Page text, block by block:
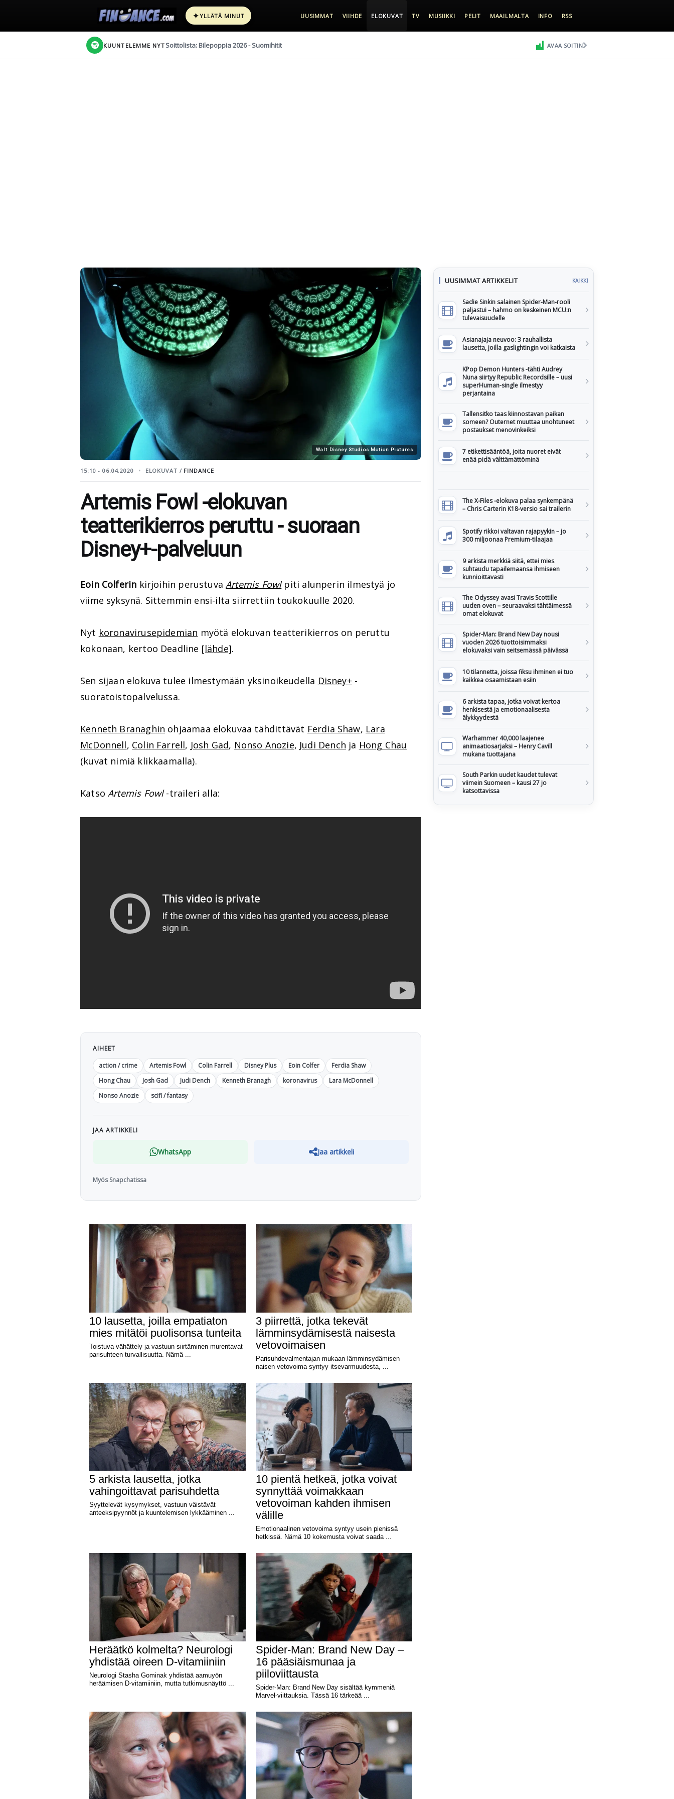
✦YLLÄTÄ MINUT UUSIMMAT VIIHDE ELOKUVAT TV MUSIIKKI PELIT MAAILMALTA INFO RSS
KUUNTELEMME NYT Soittolista: Bilepoppia 2026 - Suomihitit AVAA SOITIN
Walt Disney Studios Motion Pictures
15:10 - 06.04.2020 ELOKUVAT / FINDANCE
Artemis Fowl -elokuvan
teatterikierros peruttu - suoraan
Disney+-palveluun
Eoin Colferin kirjoihin perustuvaArtemis Fowlpiti alunperin ilmestyä jo
viime syksynä. Sittemmin ensi-ilta siirrettiin toukokuulle 2020.
Nyt koronavirusepidemian myötä elokuvan teatterikierros on peruttu
kokonaan, kertoo Deadline [lähde].
Sen sijaan elokuva tulee ilmestymään yksinoikeudella Disney+ -
suoratoistopalvelussa.
Kenneth Branaghin ohjaamaa elokuvaa tähdittävät Ferdia Shaw, Lara
McDonnell, Colin Farrell, Josh Gad, Nonso Anozie, Judi Dench ja Hong Chau
(kuvat nimiä klikkaamalla).
KatsoArtemis Fowl-traileri alla:
AIHEET
action / crime
Artemis Fowl Colin Farrell Disney Plus Eoin Colfer
Ferdia Shaw
Hong Chau
Josh Gad Judi Dench Kenneth Branagh koronavirus
Lara McDonnell
Nonso Anozie
scifi / fantasy
JAA ARTIKKELI
WhatsApp Jaa artikkeli
Myös Snapchatissa
UUSIMMAT ARTIKKELIT KAIKKI
Sadie Sinkin salainen Spider-Man-rooli
paljastui – hahmo on keskeinen MCU:n
tulevaisuudelle
Asianajaja neuvoo: 3 rauhallista
lausetta, joilla gaslightingin voi katkaista
KPop Demon Hunters -tähti Audrey
Nuna siirtyy Republic Recordsille – uusi
superHuman-single ilmestyy
perjantaina
Tallensitko taas kiinnostavan paikan
someen? Outernet muuttaa unohtuneet
postaukset menovinkeiksi
7 etikettisääntöä, joita nuoret eivät
enää pidä välttämättöminä
The X-Files -elokuva palaa synkempänä
– Chris Carterin K18-versio sai trailerin
Spotify rikkoi valtavan rajapyykin – jo
300 miljoonaa Premium-tilaajaa
9 arkista merkkiä siitä, ettei mies
suhtaudu tapailemaansa ihmiseen
kunnioittavasti
The Odyssey avasi Travis Scottille
uuden oven – seuraavaksi tähtäimessä
omat elokuvat
Spider-Man: Brand New Day nousi
vuoden 2026 tuottoisimmaksi
elokuvaksi vain seitsemässä päivässä
10 tilannetta, joissa fiksu ihminen ei tuo
kaikkea osaamistaan esiin
6 arkista tapaa, jotka voivat kertoa
henkisestä ja emotionaalisesta
älykkyydestä
Warhammer 40,000 laajenee
animaatiosarjaksi – Henry Cavill
mukana tuottajana
South Parkin uudet kaudet tulevat
viimein Suomeen – kausi 27 jo
katsottavissa